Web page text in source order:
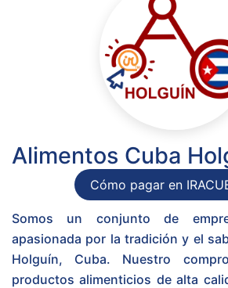
Alimentos Cuba
Cómo pagar en
Somos un conjunto de
apasionada por la tradición y el
Holguín, Cuba. Nuestro
productos alimenticios de alta